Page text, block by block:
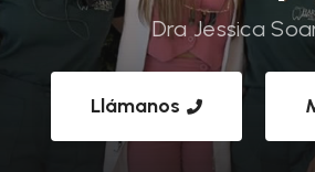
Dra Jessica
Llámanos